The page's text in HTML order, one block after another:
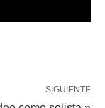
SIGUIENTE